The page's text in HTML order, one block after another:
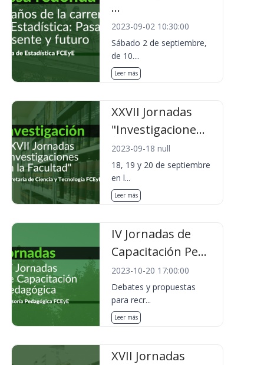
...
2023-09-02 10:30:00
Sábado 2 de septiembre,
de 10....
Leer más
XXVII Jornadas
"Investigacione...
2023-09-18 null
18, 19 y 20 de septiembre
en l...
Leer más
IV Jornadas de
Capacitación Pe...
2023-10-20 17:00:00
Debates y propuestas
para recr...
Leer más
XVII Jornadas